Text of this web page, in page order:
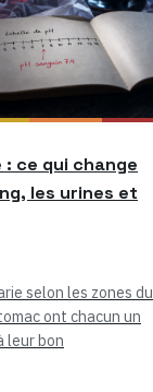
: ce qui change
les urines et
selon les zones du
ont chacun un
leur bon